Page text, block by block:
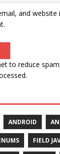
and
to reduce spam.
ANDROID
FIELD